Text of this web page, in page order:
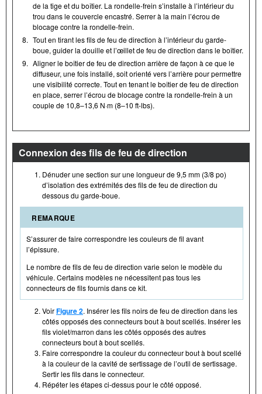
de la tige et du boîtier. La rondelle-frein s’installe à l’intérieur du
trou dans le couvercle encastré. Serrer à la main l’écrou de
blocage contre la rondelle-frein.
8. Tout en tirant les fils de feu de direction à l’intérieur du garde-
boue, guider la douille et l’œillet de feu de direction dans le boîtier.
9. Aligner le boîtier de feu de direction arrière de façon à ce que le
diffuseur, une fois installé, soit orienté vers l’arrière pour permettre
une visibilité correcte. Tout en tenant le boîtier de feu de direction
en place, serrer l’écrou de blocage contre la rondelle-frein à un
couple de 10,8–13,6 N·m (8–10 ft-lbs).
Connexion des fils de feu de direction
Dénuder une section sur une longueur de 9,5 mm (3/8 po)
d’isolation des extrémités des fils de feu de direction du
dessous du garde-boue.
REMARQUE
S’assurer de faire correspondre les couleurs de fil avant
l’épissure.
Le nombre de fils de feu de direction varie selon le modèle du
véhicule. Certains modèles ne nécessitent pas tous les
connecteurs de fils fournis dans ce kit.
VoirFigure 2. Insérer les fils noirs de feu de direction dans les
côtés opposés des connecteurs bout à bout scellés. Insérer les
fils violet/marron dans les côtés opposés des autres
connecteurs bout à bout scellés.
Faire correspondre la couleur du connecteur bout à bout scellé
à la couleur de la cavité de sertissage de l’outil de sertissage.
Sertir les fils dans le connecteur.
Répéter les étapes ci-dessus pour le côté opposé.